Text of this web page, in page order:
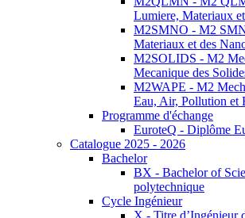
Lumiere, Materiaux
M2SMNO - M2
Materiaux et des
M2SOLIDS - M2
Mecanique des
M2WAPE - M2
Eau, Air, Pollution et
Programme d'échange
EuroteQ - Diplôme
Catalogue 2025 - 2026
Bachelor
BX - Bachelor of
polytechnique
Cycle Ingénieur
X - Titre d’Ingénieur